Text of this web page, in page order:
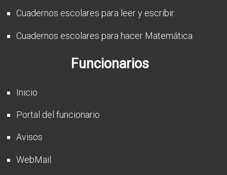
Cuadernos escolares para leer y escribir
Cuadernos escolares para hacer Matemática
Funcionarios
Inicio
Portal del funcionario
Avisos
WebMail